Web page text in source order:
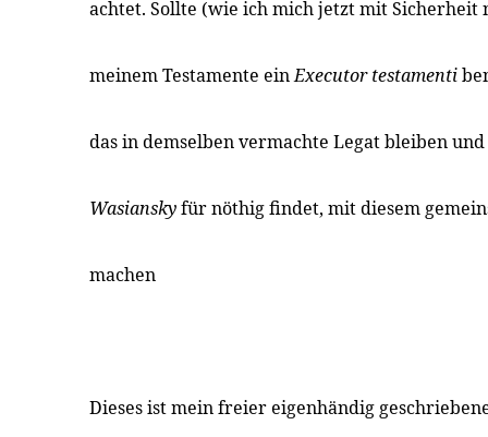
achtet. Sollte (wie ich mich jetzt mit
meinem Testamente einExecutor testamenti
das in demselben vermachte Legat bleiben
Wasianskyfür nöthig findet, mit diesem
machen
Dieses ist mein freier eigenhändig